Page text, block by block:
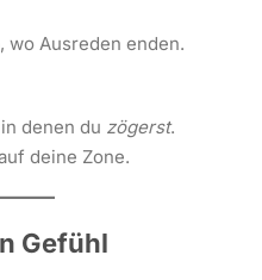
wo Ausreden enden.
denen du zögerst.
deine Zone.
Gefühl